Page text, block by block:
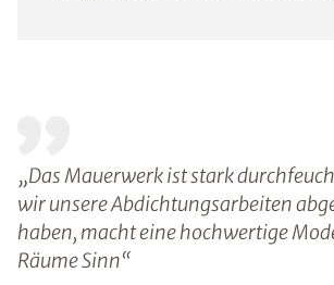
„Das Mauerwerk ist stark
wir unsere Abdichtungsarbeiten
haben, macht eine hochwertige
Räume Sinn“